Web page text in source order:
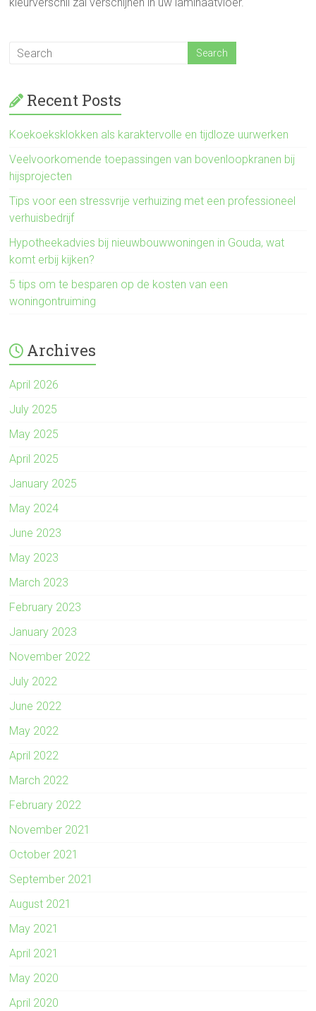
Recent Posts
Koekoeksklokken als karaktervolle en tijdloze uurwerken
Veelvoorkomende toepassingen van bovenloopkranen bij
hijsprojecten
Tips voor een stressvrije verhuizing met een professioneel
verhuisbedrijf
Hypotheekadvies bij nieuwbouwwoningen in Gouda, wat
komt erbij kijken?
5 tips om te besparen op de kosten van een
woningontruiming
Archives
April 2026
July 2025
May 2025
April 2025
January 2025
May 2024
June 2023
May 2023
March 2023
February 2023
January 2023
November 2022
July 2022
June 2022
May 2022
April 2022
March 2022
February 2022
November 2021
October 2021
September 2021
August 2021
May 2021
April 2021
May 2020
April 2020